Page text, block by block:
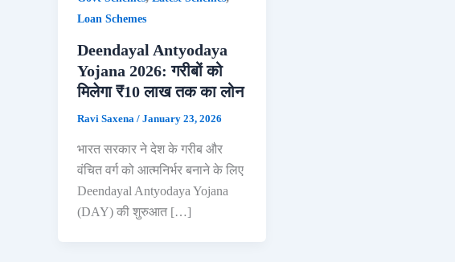
Loan Schemes
Deendayal Antyodaya
Yojana 2026: गरीबों को
मिलेगा ₹10 लाख तक का लोन
Ravi Saxena / January 23, 2026
भारत सरकार ने देश के गरीब और
वंचित वर्ग को आत्मनिर्भर बनाने के लिए
Deendayal Antyodaya Yojana
(DAY) की शुरुआत […]